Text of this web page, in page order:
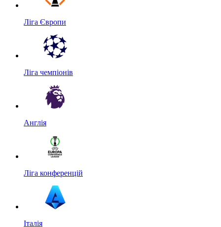
Ліга Європи
Ліга чемпіонів
Англія
Ліга конференцій
Італія